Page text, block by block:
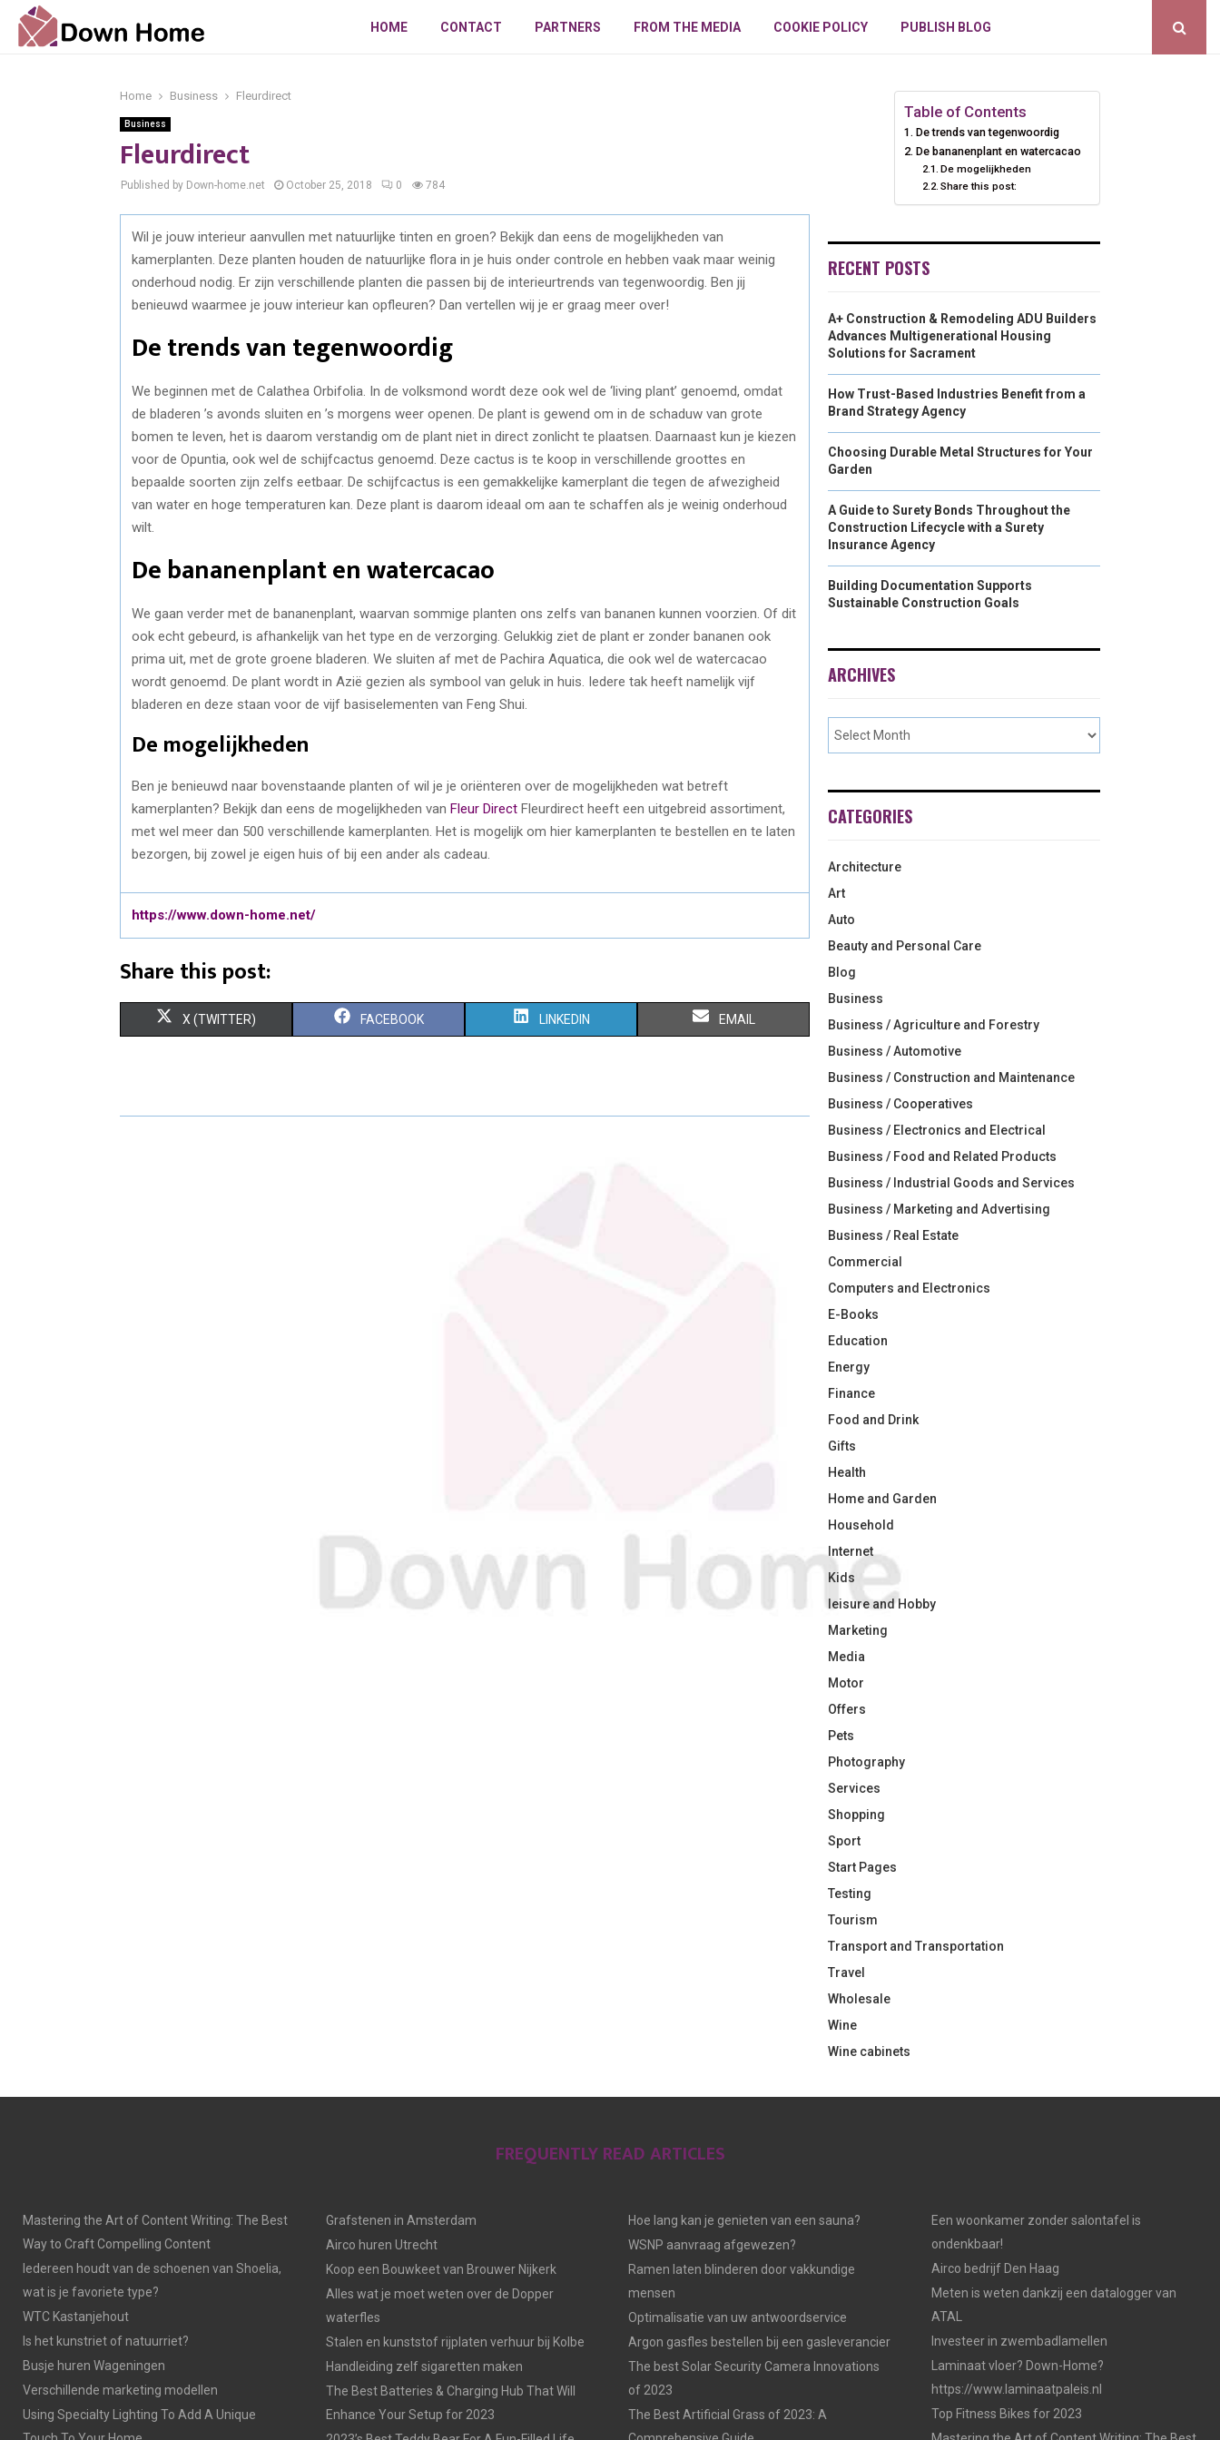
HOME CONTACT PARTNERS FROM THE MEDIA COOKIE POLICY PUBLISH BLOG
Home Business Fleurdirect
Business
Fleurdirect
Published by Down-home.net October 25, 2018 0 784
Wil je jouw interieur aanvullen met natuurlijke tinten en groen? Bekijk dan eens de mogelijkheden van
kamerplanten. Deze planten houden de natuurlijke flora in je huis onder controle en hebben vaak maar weinig
onderhoud nodig. Er zijn verschillende planten die passen bij de interieurtrends van tegenwoordig. Ben jij
benieuwd waarmee je jouw interieur kan opfleuren? Dan vertellen wij je er graag meer over!
De trends van tegenwoordig
We beginnen met de Calathea Orbifolia. In de volksmond wordt deze ook wel de ‘living plant’ genoemd, omdat
de bladeren ’s avonds sluiten en ’s morgens weer openen. De plant is gewend om in de schaduw van grote
bomen te leven, het is daarom verstandig om de plant niet in direct zonlicht te plaatsen. Daarnaast kun je kiezen
voor de Opuntia, ook wel de schijfcactus genoemd. Deze cactus is te koop in verschillende groottes en
bepaalde soorten zijn zelfs eetbaar. De schijfcactus is een gemakkelijke kamerplant die tegen de afwezigheid
van water en hoge temperaturen kan. Deze plant is daarom ideaal om aan te schaffen als je weinig onderhoud
wilt.
De bananenplant en watercacao
We gaan verder met de bananenplant, waarvan sommige planten ons zelfs van bananen kunnen voorzien. Of dit
ook echt gebeurd, is afhankelijk van het type en de verzorging. Gelukkig ziet de plant er zonder bananen ook
prima uit, met de grote groene bladeren. We sluiten af met de Pachira Aquatica, die ook wel de watercacao
wordt genoemd. De plant wordt in Azië gezien als symbool van geluk in huis. Iedere tak heeft namelijk vijf
bladeren en deze staan voor de vijf basiselementen van Feng Shui.
De mogelijkheden
Ben je benieuwd naar bovenstaande planten of wil je je oriënteren over de mogelijkheden wat betreft
kamerplanten? Bekijk dan eens de mogelijkheden van Fleur Direct Fleurdirect heeft een uitgebreid assortiment,
met wel meer dan 500 verschillende kamerplanten. Het is mogelijk om hier kamerplanten te bestellen en te laten
bezorgen, bij zowel je eigen huis of bij een ander als cadeau.
https://www.down-home.net/
Share this post:
S
R
X (TWITTER) S
R
FACEBOOK S
R
LINKEDIN S
R
EMAIL
Table of Contents
De trends van tegenwoordig
De bananenplant en watercacao
De mogelijkheden
Share this post:
RECENT POSTS
A+ Construction & Remodeling ADU Builders
Advances Multigenerational Housing
Solutions for Sacrament
How Trust-Based Industries Benefit from a
Brand Strategy Agency
Choosing Durable Metal Structures for Your
Garden
A Guide to Surety Bonds Throughout the
Construction Lifecycle with a Surety
Insurance Agency
Building Documentation Supports
Sustainable Construction Goals
ARCHIVES
CATEGORIES
Architecture
Art
Auto
Beauty and Personal Care
Blog
Business
Business / Agriculture and Forestry
Business / Automotive
Business / Construction and Maintenance
Business / Cooperatives
Business / Electronics and Electrical
Business / Food and Related Products
Business / Industrial Goods and Services
Business / Marketing and Advertising
Business / Real Estate
Commercial
Computers and Electronics
E-Books
Education
Energy
Finance
Food and Drink
Gifts
Health
Home and Garden
Household
Internet
Kids
leisure and Hobby
Marketing
Media
Motor
Offers
Pets
Photography
Services
Shopping
Sport
Start Pages
Testing
Tourism
Transport and Transportation
Travel
Wholesale
Wine
Wine cabinets
FREQUENTLY READ ARTICLES
Mastering the Art of Content Writing: The Best
Way to Craft Compelling Content
Iedereen houdt van de schoenen van Shoelia,
wat is je favoriete type?
WTC Kastanjehout
Is het kunstriet of natuurriet?
Busje huren Wageningen
Verschillende marketing modellen
Using Specialty Lighting To Add A Unique
Grafstenen in Amsterdam
Airco huren Utrecht
Koop een Bouwkeet van Brouwer Nijkerk
Alles wat je moet weten over de Dopper
waterfles
Stalen en kunststof rijplaten verhuur bij Kolbe
Handleiding zelf sigaretten maken
The Best Batteries & Charging Hub That Will
Enhance Your Setup for 2023
Hoe lang kan je genieten van een sauna?
WSNP aanvraag afgewezen?
Ramen laten blinderen door vakkundige
mensen
Optimalisatie van uw antwoordservice
Argon gasfles bestellen bij een gasleverancier
The best Solar Security Camera Innovations
of 2023
The Best Artificial Grass of 2023: A
Een woonkamer zonder salontafel is
ondenkbaar!
Airco bedrijf Den Haag
Meten is weten dankzij een datalogger van
ATAL
Investeer in zwembadlamellen
Laminaat vloer? Down-Home?
https://www.laminaatpaleis.nl
Top Fitness Bikes for 2023